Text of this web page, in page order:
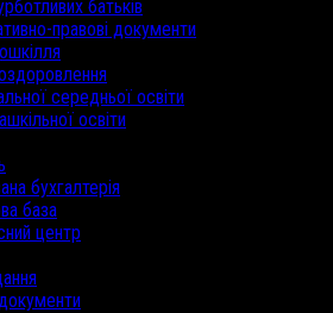
батьків
правові документи
середньої освіти
освіти
бухгалтерія
база
центр